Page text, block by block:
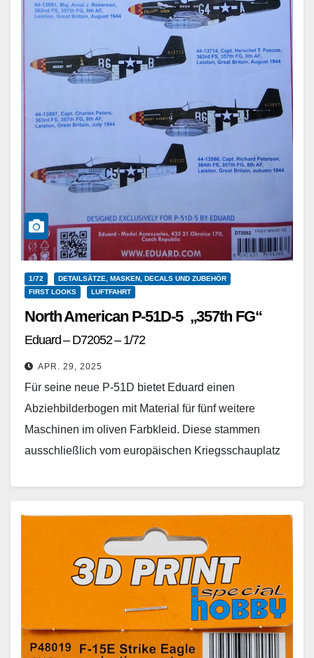
1/72
DETAILSÄTZE, MASKEN, DECALS UND ZUBEHÖR
FIRST LOOKS
LUFTFAHRT
North American P-51D-5 „357th FG“
Eduard – D72052 – 1/72
APR. 29, 2025
Für seine neue P-51D bietet Eduard einen
Abziehbilderbogen mit Material für fünf weitere
Maschinen im oliven Farbkleid. Diese stammen
ausschließlich vom europäischen Kriegsschauplatz